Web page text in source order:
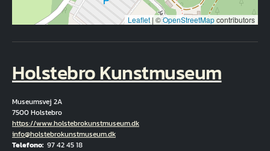
Leaflet | ©OpenStreetMapcontributors
Holstebro Kunstmuseum
Museumsvej 2A
7500 Holstebro
Hjemmeside
https://www.holstebrokunstmuseum.dk
E-mail
info@holstebrokunstmuseum.dk
Telefono 97 42 45 18